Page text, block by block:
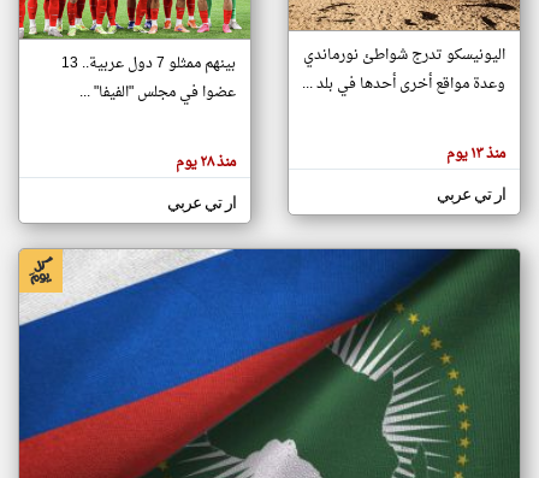
تغيير الدولة
اخبار جزر القمر على مدار الساعة
أهم اخبار جزر القمر العاجلة والمباشرة
هنا عن
وجهة
كاتبيها.
اليونيسكو تدرج شواطئ نورماندي
وعدة مواقع أخرى أحدها في بلد ...
منذ ١٣ يوم
ار تي عربي
بينهم ممثلو 7 دول عربية.. 13
عضوا في مجلس "الفيفا" ...
منذ ٢٨ يوم
ار تي عربي
klyoum.com